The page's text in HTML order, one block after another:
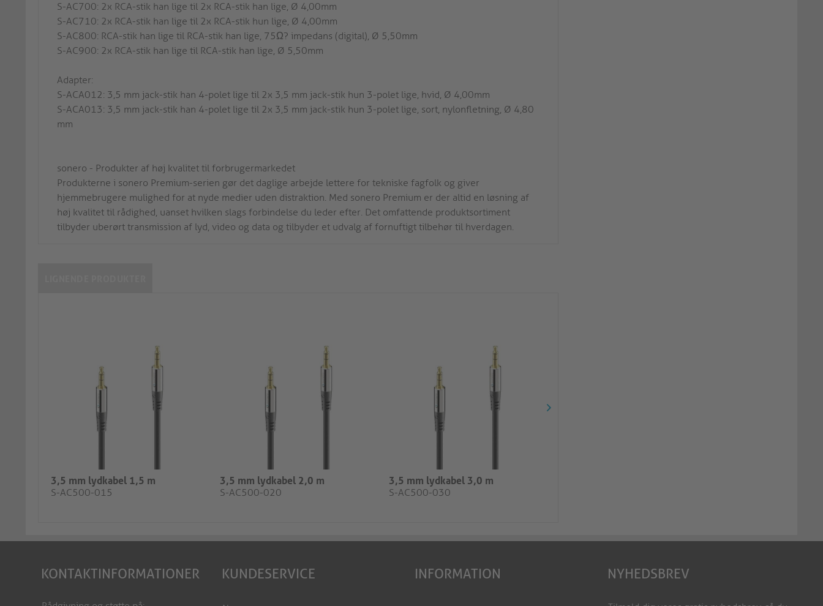
S-AC700: 2x RCA-stik han lige til 2x RCA-stik han lige, Ø 4,00mm
S-AC710: 2x RCA-stik han lige til 2x RCA-stik hun lige, Ø 4,00mm
S-AC800: RCA-stik han lige til RCA-stik han lige, 75Ω? impedans (digital), Ø 5,50mm
S-AC900: 2x RCA-stik han lige til RCA-stik han lige, Ø 5,50mm
Adapter:
S-ACA012: 3,5 mm jack-stik han 4-polet lige til 2x 3,5 mm jack-stik hun 3-polet lige, hvid, Ø 4,00mm
S-ACA013: 3,5 mm jack-stik han 4-polet lige til 2x 3,5 mm jack-stik hun 3-polet lige, sort, nylonfletning, Ø 4,80
mm
sonero - Produkter af høj kvalitet til forbrugermarkedet
Produkterne i sonero Premium-serien gør det daglige arbejde lettere for tekniske fagfolk og giver
hjemmebrugere mulighed for at nyde medier uden distraktion. Med sonero Premium er der altid en løsning af
høj kvalitet til rådighed, uanset hvilken slags forbindelse du leder efter. Det omfattende produktsortiment
tilbyder uberørt transmission af lyd, video og data og tilbyder et udvalg af fornuftigt tilbehør til hverdagen.
3,5 mm lydkabel 1,5 m
S-AC500-015
3,5 mm lydkabel 2,0 m
S-AC500-020
3,5 mm lydkabel 3,0 m
S-AC500-030
KONTAKTINFORMATIONER KUNDESERVICE INFORMATION NYHEDSBREV